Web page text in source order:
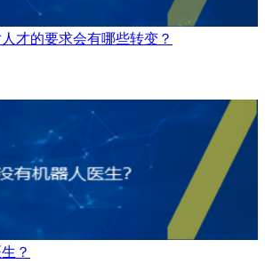
才的要求会有哪些转变？
？